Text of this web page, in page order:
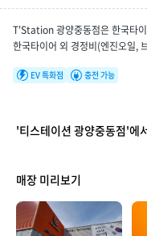
토요일
09:00 ~
휴무일
08/09(일
T'Station 광양중동점은 한국타
한국타이어 외 경정비(엔진오일,
EV 특화점 충전 가능
'티스테이션 광양중동점'에
매장 미리보기
매장 만족도